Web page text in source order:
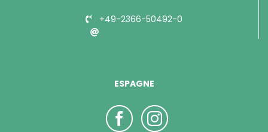
+49-2366-50492-0
ESPAGNE